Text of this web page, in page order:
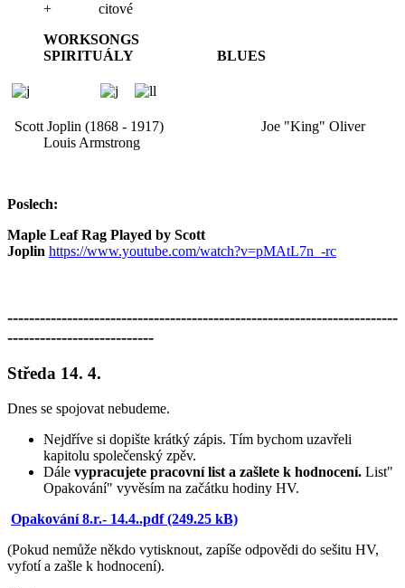
+ citové
WORKSONGS
SPIRITUÁLY BLUES
Scott Joplin (1868 - 1917) Joe "King" Oliver
Louis Armstrong
Poslech:
Maple Leaf Rag Played by Scott
Joplin https://www.youtube.com/watch?v=pMAtL7n_-rc
------------------------------------------------------------------------
---------------------------
Středa 14. 4.
Dnes se spojovat nebudeme.
Nejdříve si dopište krátký zápis. Tím bychom uzavřeli
kapitolu společenský zpěv.
Dále vypracujete pracovní list a zašlete k hodnocení. List"
Opakování" vyvěsím na začátku hodiny HV.
Opakování 8.r.- 14.4..pdf (249.25 kB)
(Pokud nemůže někdo vytisknout, zapíše odpovědi do sešitu HV,
vyfotí a zašle k hodnocení).